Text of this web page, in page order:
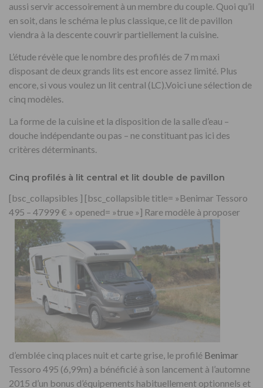
aussi servir accessoirement à un membre du couple. Quoi qu’il
en soit, dans le schéma le plus classique, ce lit de pavillon
viendra à la descente couvrir partiellement la cuisine.
L’étude révèle que le nombre des profilés de 7 m maxi
disposant de deux grands lits est encore assez limité. Plus
encore, si vous voulez un lit central (LC).Voici une sélection de
cinq modèles.
La forme de la cuisine et la disposition de la salle d’eau –
douche indépendante ou pas – ne constituant pas ici des
critères déterminants.
Cinq profilés à lit central et lit double de pavillon
[bsc_collapsibles ] [bsc_collapsible title= »Benimar Tessoro
495 – 47999 € » opened= »true »] Rare modèle à proposer
d’emblée cinq places nuit et carte grise, le profilé Benimar
Tessoro 495 (6,99m) a bénéficié à son lancement à l’automne
2015 d’un bonus d’équipements habituellement optionnels et